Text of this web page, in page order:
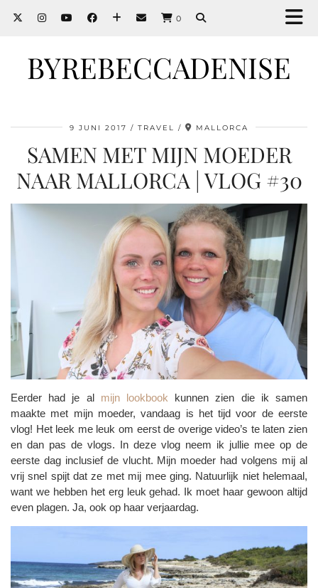
0
BYREBECCADENISE
9 JUNI 2017 TRAVEL MALLORCA
SAMEN MET MIJN MOEDER
NAAR MALLORCA | VLOG #30
Eerder had je al mijn lookbook
kunnen zien die ik samen
maakte met mijn moeder, vandaag is het tijd voor de eerste
vlog! Het leek me leuk om eerst de overige video’s te laten zien
en dan pas de vlogs. In deze vlog neem ik jullie mee op de
eerste dag inclusief de vlucht. Mijn moeder had volgens mij al
vrij snel spijt dat ze met mij mee ging. Natuurlijk niet helemaal,
want we hebben het erg leuk gehad. Ik moet haar gewoon altijd
even plagen. Ja, ook op haar verjaardag.